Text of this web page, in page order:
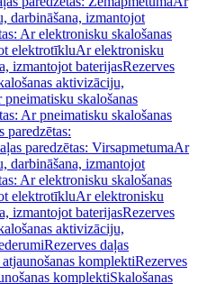
darbināšana, izmantojot
Ar elektronisku skalošanas
elektrotīkluAr elektronisku
izmantojot baterijasRezerves
aktivizāciju,
pneimatisku skalošanas
Ar pneimatisku skalošanas
paredzētas:
paredzētas: VirsapmetumaAr
darbināšana, izmantojot
Ar elektronisku skalošanas
elektrotīkluAr elektronisku
izmantojot baterijasRezerves
aktivizāciju,
Rezerves daļas
komplektiRezerves
komplektiSkalošanas